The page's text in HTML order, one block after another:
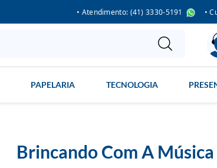
• Atendimento: (41) 3330-5191 •
PAPELARIA TECNOLOGIA
Brincando Com A Música